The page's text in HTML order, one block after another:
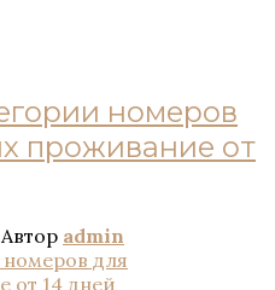
номеров
проживание от
Автор admin